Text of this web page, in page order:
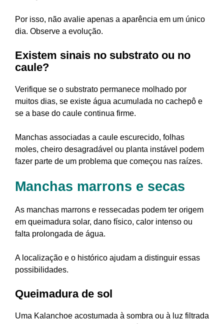
Por isso, não avalie apenas a aparência em um único
dia. Observe a evolução.
Existem sinais no substrato ou no
caule?
Verifique se o substrato permanece molhado por
muitos dias, se existe água acumulada no cachepô e
se a base do caule continua firme.
Manchas associadas a caule escurecido, folhas
moles, cheiro desagradável ou planta instável podem
fazer parte de um problema que começou nas raízes.
Manchas marrons e secas
As manchas marrons e ressecadas podem ter origem
em queimadura solar, dano físico, calor intenso ou
falta prolongada de água.
A localização e o histórico ajudam a distinguir essas
possibilidades.
Queimadura de sol
Uma Kalanchoe acostumada à sombra ou à luz filtrada